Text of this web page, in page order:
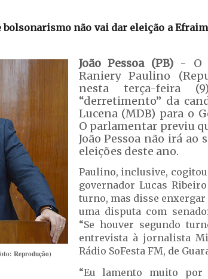
bolsonarismo não vai dar eleição a
Reprodução)
João Pessoa (PB)- O
Raniery Paulino
nesta terça-feira
“derretimento” da
Lucena (MDB) para o
O parlamentar previu
João Pessoa não irá
eleições deste ano.
Paulino, inclusive,
governador Lucas
turno, mas disse
uma disputa com
“Se houver segundo
entrevista à jornalista
Rádio SoFesta FM, de
“Eu lamento muito por